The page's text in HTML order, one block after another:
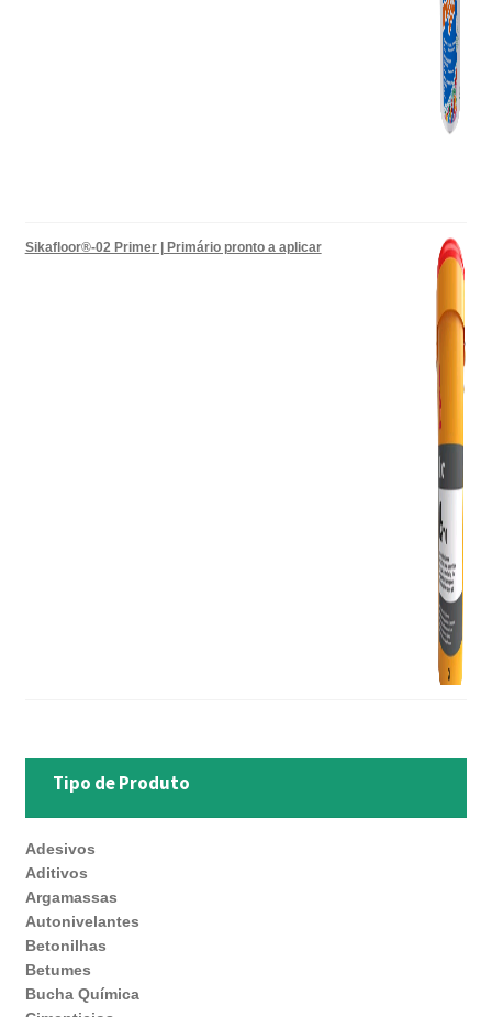
Sikafloor®-02 Primer | Primário pronto a aplicar
Tipo de Produto
Adesivos
Aditivos
Argamassas
Autonivelantes
Betonilhas
Betumes
Bucha Química